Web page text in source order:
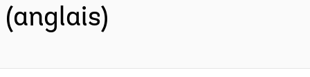
(anglais)